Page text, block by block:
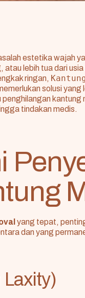
estetika wajah
lebih tua dari
ringan,
solusi
penghilangan kantung
tindakan medis.
yang tepat,
dan yang
Laxity)